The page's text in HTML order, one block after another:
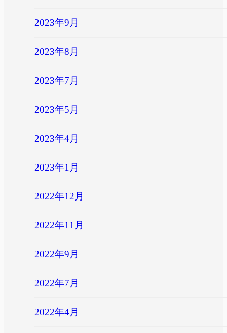
2023年9月
2023年8月
2023年7月
2023年5月
2023年4月
2023年1月
2022年12月
2022年11月
2022年9月
2022年7月
2022年4月